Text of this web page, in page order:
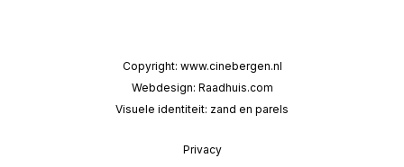
Copyright: www.cinebergen.nl
Webdesign: Raadhuis.com
Visuele identiteit: zand en parels
Privacy